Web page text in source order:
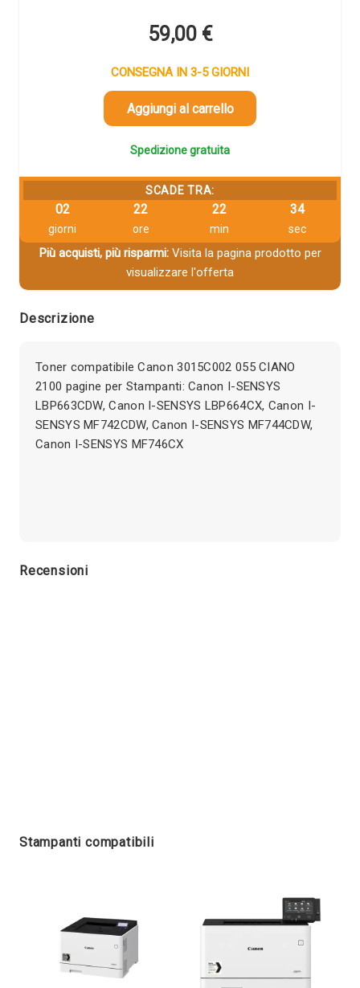
59,00 €
CONSEGNA IN 3-5 GIORNI
Aggiungi al carrello
Spedizione gratuita
SCADE TRA:
02
giorni
22
ore
22
min
33
sec
Più acquisti, più risparmi:Visita la pagina prodotto per
visualizzare l'offerta
Descrizione
Toner compatibile Canon 3015C002 055 CIANO
2100 pagine per Stampanti: Canon I-SENSYS
LBP663CDW, Canon I-SENSYS LBP664CX, Canon I-
SENSYS MF742CDW, Canon I-SENSYS MF744CDW,
Canon I-SENSYS MF746CX
Recensioni
Stampanti compatibili